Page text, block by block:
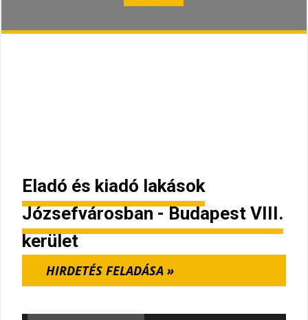
Eladó és kiadó lakások
Józsefvárosban - Budapest VIII.
kerület
HIRDETÉS FELADÁSA »